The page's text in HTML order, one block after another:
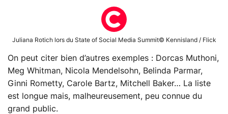
Juliana Rotich lors du State of Social Media Summit© Kennisland / Flick
On peut citer bien d’autres exemples : Dorcas Muthoni,
Meg Whitman, Nicola Mendelsohn, Belinda Parmar,
Ginni Rometty, Carole Bartz, Mitchell Baker… La liste
est longue mais, malheureusement, peu connue du
grand public.